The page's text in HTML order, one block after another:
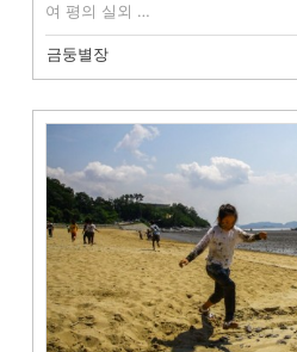
여 평의 실외 …
금둥별장